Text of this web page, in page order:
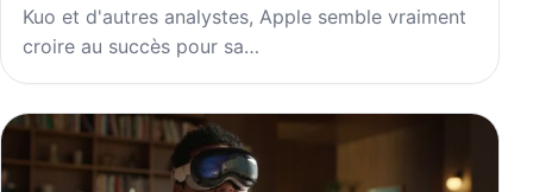
Kuo et d'autres analystes, Apple semble vraiment
croire au succès pour sa…